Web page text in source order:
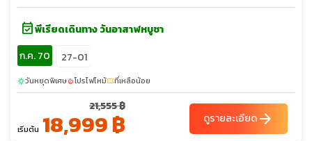
event_availableพีเรียดเดินทาง วันอาสาฬหบูชา
ก.ค. 70
27-01
sunnyวันหยุดพิเศษlocal_fire_departmentโปรไฟไหม้confirmation_numberที่เหลือน้อย
เริ่มต้น
21,555 ฿
18,999 ฿ ดูรายละเอียดarrow_forward